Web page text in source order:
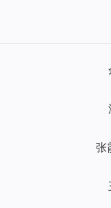
张